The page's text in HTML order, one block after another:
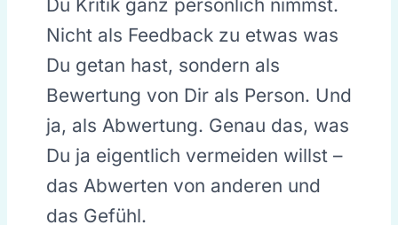
Du Kritik ganz persönlich nimmst.
Nicht als Feedback zu etwas was
Du getan hast, sondern als
Bewertung von Dir als Person. Und
ja, als Abwertung. Genau das, was
Du ja eigentlich vermeiden willst –
das Abwerten von anderen und
das Gefühl.